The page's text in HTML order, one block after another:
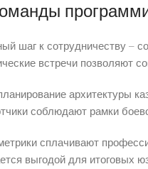
шаг к сотрудничеству –
встречи позволяют
архитектуры
соблюдают рамки
сплачивают
выгодой для итоговых